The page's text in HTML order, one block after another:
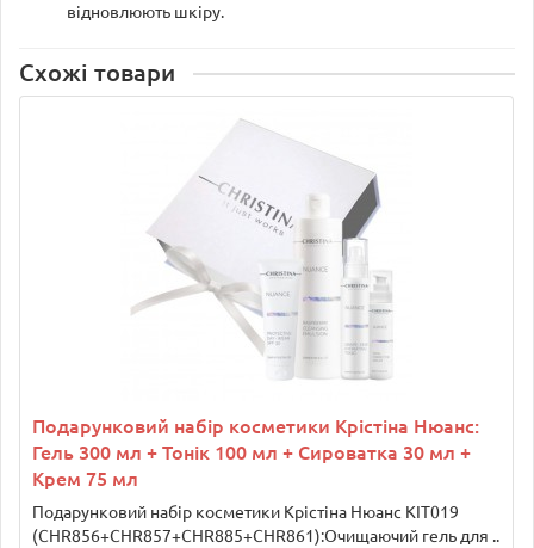
відновлюють шкіру.
Схожі товари
Подарунковий набір косметики Крістіна Нюанс:
Гель 300 мл + Тонік 100 мл + Сироватка 30 мл +
Крем 75 мл
Подарунковий набір косметики Крістіна Нюанс KIT019
(CHR856+CHR857+CHR885+CHR861):Очищаючий гель для ..